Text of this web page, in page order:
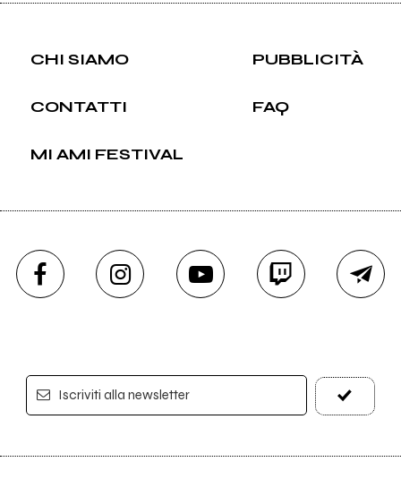
CHI SIAMO PUBBLICITÀ
CONTATTI FAQ
MI AMI FESTIVAL
Iscriviti alla newsletter